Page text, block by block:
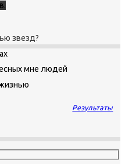
звезд?
мне людей
Результаты